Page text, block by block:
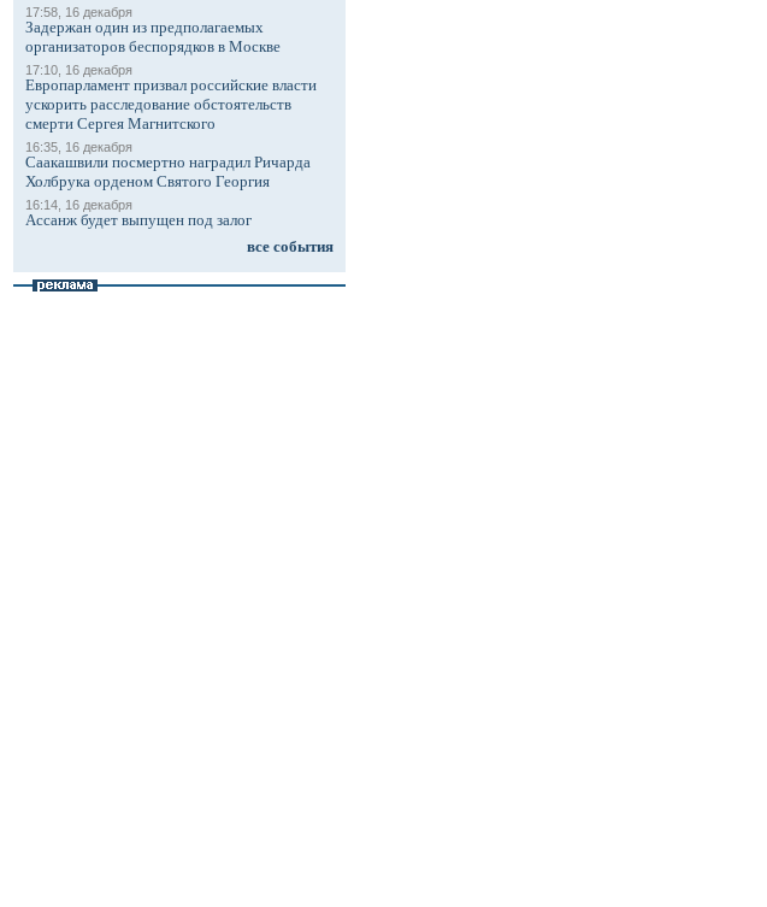
17:58, 16 декабря
Задержан один из предполагаемых
организаторов беспорядков в Москве
17:10, 16 декабря
Европарламент призвал российские власти
ускорить расследование обстоятельств
смерти Сергея Магнитского
16:35, 16 декабря
Саакашвили посмертно наградил Ричарда
Холбрука орденом Святого Георгия
16:14, 16 декабря
Ассанж будет выпущен под залог
все события